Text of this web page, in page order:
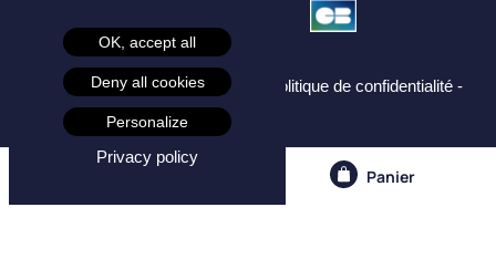
Panier
Mentions légales -CGU - CGV -
Politique de confidentialité -
Cookies -
OK, accept all
Deny all cookies
Personalize
Privacy policy